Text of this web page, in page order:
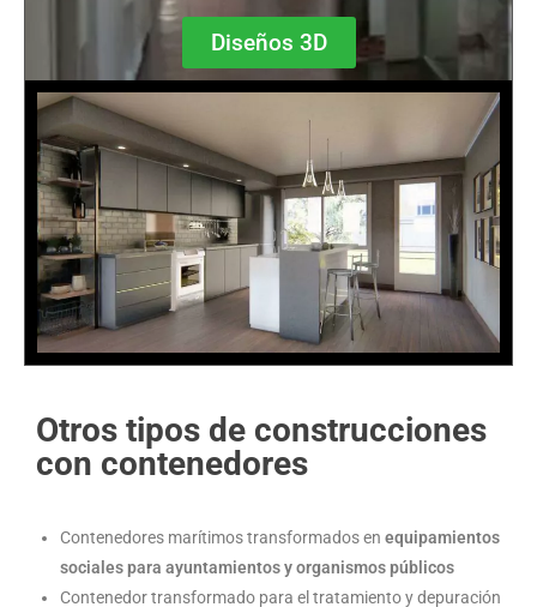
Diseños 3D
Otros tipos de construcciones
con contenedores
Contenedores marítimos transformados en equipamientos
sociales para ayuntamientos y organismos públicos
Contenedor transformado para el tratamiento y depuración